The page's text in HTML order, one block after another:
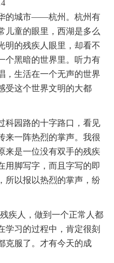
的城市——杭州。杭州有
儿童的眼里，西湖是多么
明的残疾人眼里，却看不
个黑暗的世界里。听力有
，生活在一个无声的世界
受这个世界文明的大都
科园路的十字路口，看见
来一阵热烈的掌声。我很
来是一位没有双手的残疾
用脚写字，而且字写的即
所以报以热烈的掌声，纷
疾人，做到一个正常人都
学习的过程中，肯定很刻
克服了。才有今天的成